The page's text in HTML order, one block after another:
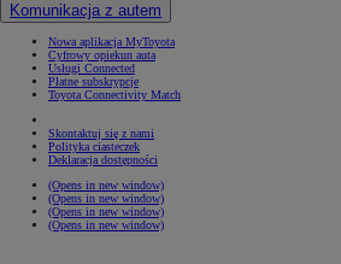
Komunikacja z autem
Nowa aplikacja MyToyota
Cyfrowy opiekun auta
Usługi Connected
Płatne subskrypcje
Toyota Connectivity Match
Skontaktuj się z nami
Polityka ciasteczek
Deklaracja dostępności
(Opens in new window)
(Opens in new window)
(Opens in new window)
(Opens in new window)